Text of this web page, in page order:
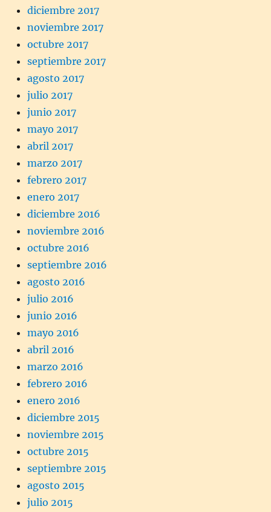
diciembre 2017
noviembre 2017
octubre 2017
septiembre 2017
agosto 2017
julio 2017
junio 2017
mayo 2017
abril 2017
marzo 2017
febrero 2017
enero 2017
diciembre 2016
noviembre 2016
octubre 2016
septiembre 2016
agosto 2016
julio 2016
junio 2016
mayo 2016
abril 2016
marzo 2016
febrero 2016
enero 2016
diciembre 2015
noviembre 2015
octubre 2015
septiembre 2015
agosto 2015
julio 2015